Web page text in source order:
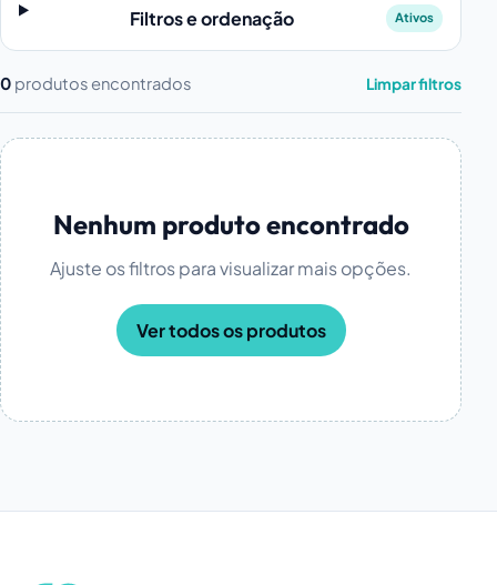
Filtros e ordenação Ativos
0 produtos encontrados Limpar filtros
Nenhum produto encontrado
Ajuste os filtros para visualizar mais opções.
Ver todos os produtos